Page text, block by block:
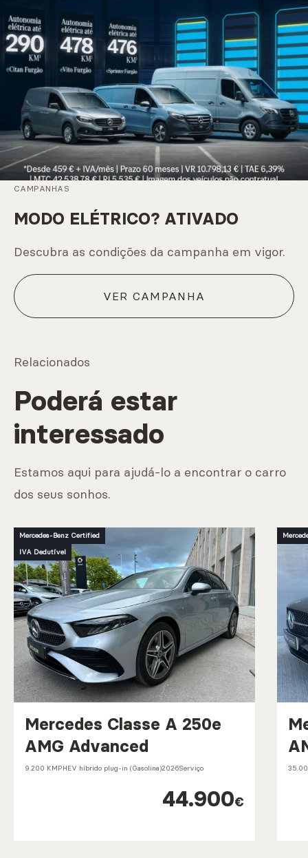
CAMPANHAS
MODO ELÉTRICO? ATIVADO
Descubra as condições da campanha em vigor.
VER CAMPANHA
Relacionados
Poderá estar
interessado
Estamos aqui para ajudá-lo a encontrar o carro
dos seus sonhos.
Mercedes-Benz Certified
IVA Dedutível
Mercedes Classe A 250e
AMG Advanced
9.200 KMPHEV híbrido plug-in (Gasolina)2026Serviço
44.900€